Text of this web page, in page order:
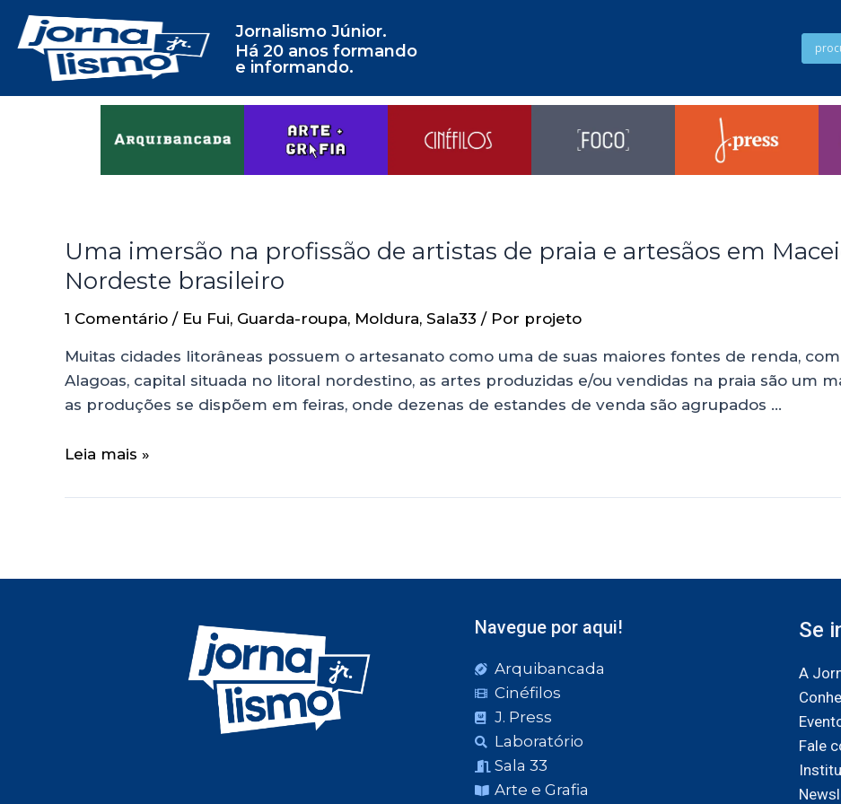
Jornalismo Júnior.
Há 20 anos formando
e informando.
Uma imersão na profissão de artistas de praia e artesãos em
Nordeste brasileiro
1 Comentário / Eu Fui, Guarda-roupa, Moldura, Sala33 / Por projeto
Muitas cidades litorâneas possuem o artesanato como uma de suas maiores fontes de renda,
Alagoas, capital situada no litoral nordestino, as artes produzidas e/ou vendidas na praia são um
as produções se dispõem em feiras, onde dezenas de estandes de venda são agrupados …
Leia mais »
Navegue por aqui!
Arquibancada
Cinéfilos
J. Press
Laboratório
Sala 33
Arte e Grafia
Se
A
Fale